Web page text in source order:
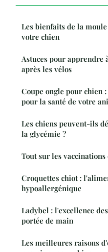
Les bienfaits de la
votre chien
Astuces pour apprendre
après les vélos
Coupe ongle pour chien
pour la santé de votre
Les chiens peuvent-ils
la glycémie ?
Tout sur les
Croquettes chiot :
hypoallergénique
Ladybel : l'excellence
portée de main
Les meilleures raisons